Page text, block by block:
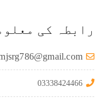
رابطہ کی
03338424466